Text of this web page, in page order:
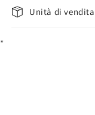
Unità di
*